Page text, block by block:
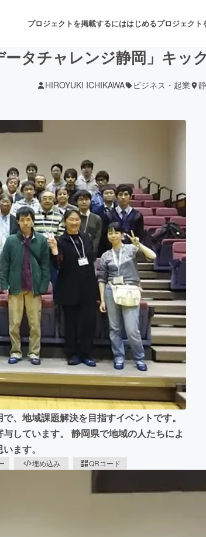
プロジェクトを掲載するにははじめるプロジェクト
舞台・
ゲーム・サービス開発
書籍・雑誌出版 アニメ・漫
チャレンジ ビューテ
CAMPFIRE for Social GoodCAMPFIRE
CAMPFIREふるさと納税
machi-yaコミュニテ
ータチャレンジ静岡」キッ
HIROYUKI ICHIKAWA ビジネス・起業
、地域課題解決を目指すイベントです。
しています。 静岡県で地域の人たちによ
ます。
埋め込み QRコード